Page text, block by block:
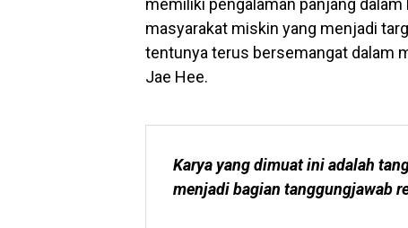
memiliki pengalaman panjang
masyarakat miskin yang menjadi
tentunya terus bersemangat dalam
Jae Hee.
Karya yang dimuat ini adalah
menjadi bagian tanggungjawab